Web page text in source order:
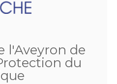
l'Aveyron de
du